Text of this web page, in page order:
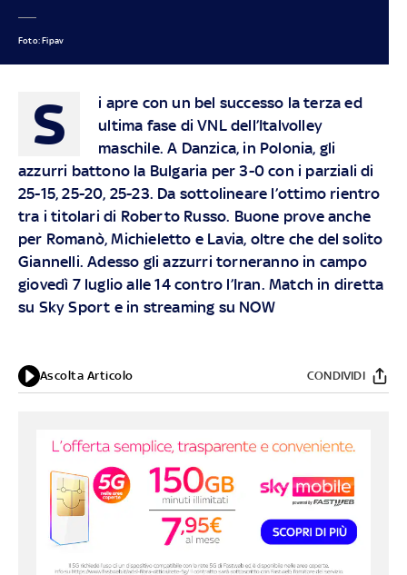
Foto: Fipav
S
i apre con un bel successo la terza ed
ultima fase di VNL dell’Italvolley
maschile. A Danzica, in Polonia, gli
azzurri battono la Bulgaria per 3-0 con i parziali di
25-15, 25-20, 25-23. Da sottolineare l’ottimo rientro
tra i titolari di Roberto Russo. Buone prove anche
per Romanò, Michieletto e Lavia, oltre che del solito
Giannelli. Adesso gli azzurri torneranno in campo
giovedì 7 luglio alle 14 contro l’Iran. Match in diretta
su Sky Sport e in streaming su NOW
Ascolta Articolo CONDIVIDI